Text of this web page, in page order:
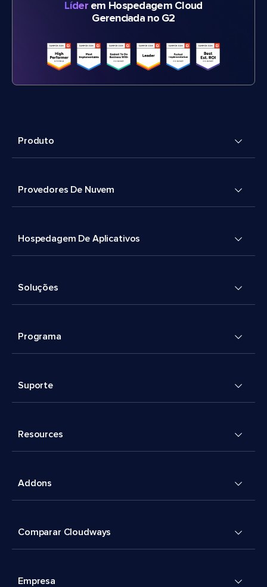
Líderem Hospedagem Cloud
Gerenciada no G2
Produto
Provedores De Nuvem
Hospedagem De Aplicativos
Soluções
Programa
Suporte
Resources
Addons
Comparar Cloudways
Empresa